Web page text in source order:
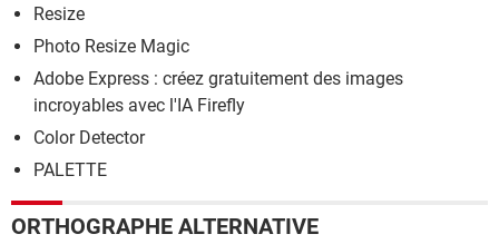
Resize
Photo Resize Magic
Adobe Express : créez gratuitement des images
incroyables avec l'IA Firefly
Color Detector
PALETTE
ORTHOGRAPHE ALTERNATIVE